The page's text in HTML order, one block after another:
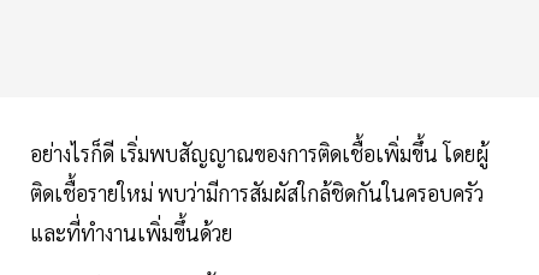
อย่างไรก็ดี เริ่มพบสัญญาณของการติดเชื้อเพิ่มขึ้น โดยผู้
ติดเชื้อรายใหม่ พบว่ามีการสัมผัสใกล้ชิดกันในครอบครัว
และที่ทำงานเพิ่มขึ้นด้วย